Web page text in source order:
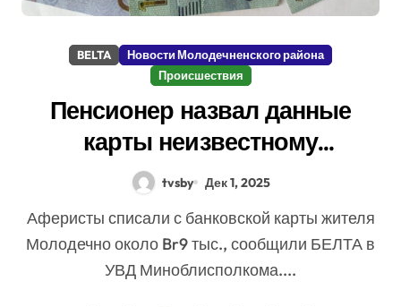
BELTA
Новости Молодечненского района
Происшествия
Пенсионер назвал данные
карты неизвестному
звонящему и лишился около
Br9 тыс.
tvsby Дек 1, 2025
Аферисты списали с банковской карты жителя
Молодечно около Br9 тыс., сообщили БЕЛТА в
УВД Миноблисполкома....